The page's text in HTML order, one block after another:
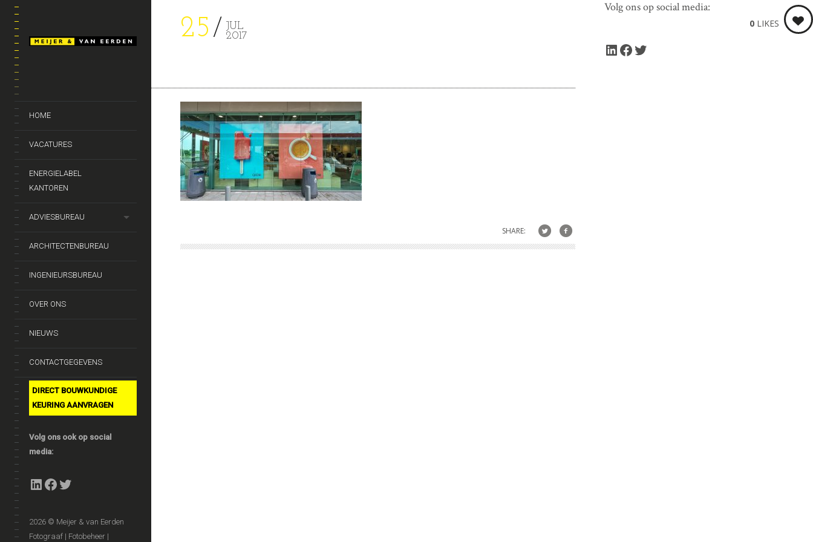
HOME
VACATURES
ENERGIELABEL
KANTOREN
ADVIESBUREAU
ARCHITECTENBUREAU
INGENIEURSBUREAU
OVER ONS
NIEUWS
CONTACTGEGEVENS
DIRECT BOUWKUNDIGE
KEURING AANVRAGEN
Volg ons ook op social
media:
LinkedIn
Facebook
2026 © Meijer & van Eerden
Fotograaf | Fotobeheer |
25
JUL
2017
0 LIKES
SHARE:
Volg ons op social media:
LinkedIn Facebook